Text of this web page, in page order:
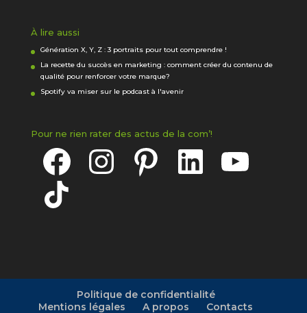
À lire aussi
Génération X, Y, Z : 3 portraits pour tout comprendre !
La recette du succès en marketing : comment créer du contenu de
qualité pour renforcer votre marque?
Spotify va miser sur le podcast à l'avenir
Pour ne rien rater des actus de la com’!
Facebook Pinterest
TikTok
Politique de confidentialité
Mentions légales
A propos Contacts